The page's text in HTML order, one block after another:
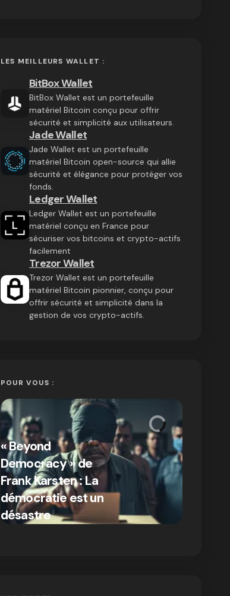
LES MEILLEURS WALLET :
BitBox Wallet
BitBox Wallet est un portefeuille
matériel Bitcoin conçu pour offrir
sécurité et simplicité aux utilisateurs.
Jade Wallet
Jade Wallet est un portefeuille
matériel Bitcoin open-source qui allie
sécurité et élégance pour protéger vos
fonds.
Ledger Wallet
Ledger Wallet est un portefeuille
matériel conçu en France pour
sécuriser vos bitcoins et crypto-actifs
facilement
Trezor Wallet
Trezor Wallet est un portefeuille
matériel Bitcoin pionnier, conçu pour
offrir sécurité et simplicité dans la
gestion de vos crypto-actifs.
POUR VOUS :
« Beyond
Democracy » de
Frank Karsten : La
démocratie est un
désastre
on 03/10/2024